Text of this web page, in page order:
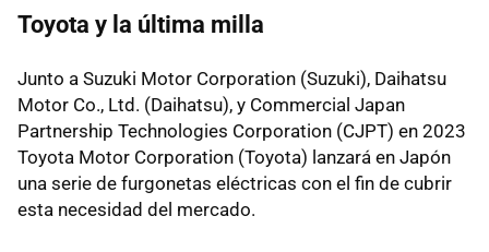
Toyota y la última milla
Junto a Suzuki Motor Corporation (Suzuki), Daihatsu
Motor Co., Ltd. (Daihatsu), y Commercial Japan
Partnership Technologies Corporation (CJPT) en 2023
Toyota Motor Corporation (Toyota) lanzará en Japón
una serie de furgonetas eléctricas con el fin de cubrir
esta necesidad del mercado.